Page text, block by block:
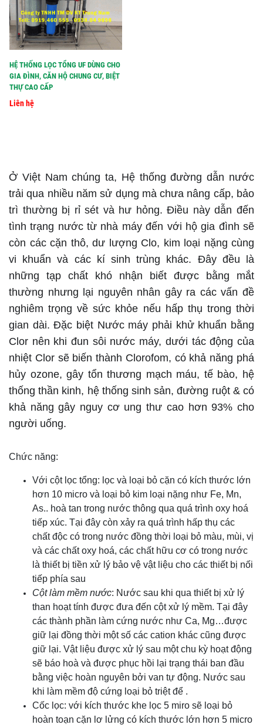
HỆ THỐNG LỌC TỔNG UF DÙNG CHO
GIA ĐÌNH, CĂN HỘ CHUNG CƯ, BIỆT
THỰ CAO CẤP
Liên hệ
Ở Việt Nam chúng ta, Hệ thống đường dẫn nước
trải qua nhiều năm sử dụng mà chưa nâng cấp, bảo
trì thường bị rỉ sét và hư hỏng. Điều này dẫn đến
tình trạng nước từ nhà máy đến với hộ gia đình sẽ
còn các cặn thô, dư lượng Clo, kim loại nặng cùng
vi khuẩn và các kí sinh trùng khác. Đây đều là
những tạp chất khó nhận biết được bằng mắt
thường nhưng lại nguyên nhân gây ra các vấn đề
nghiêm trọng về sức khỏe nếu hấp thụ trong thời
gian dài. Đặc biệt Nước máy phải khử khuẩn bằng
Clor nên khi đun sôi nước máy, dưới tác động của
nhiệt Clor sẽ biến thành Clorofom, có khả năng phá
hủy ozone, gây tổn thương mạch máu, tế bào, hệ
thống thần kinh, hệ thống sinh sản, đường ruột & có
khả năng gây nguy cơ ung thư cao hơn 93% cho
người uống.
Chức năng:
Với cột lọc tổng: lọc và loại bỏ cặn có kích thước lớn
hơn 10 micro và loại bỏ kim loại nặng như Fe, Mn,
As.. hoà tan trong nước thông qua quá trình oxy hoá
tiếp xúc. Tại đây còn xảy ra quá trình hấp thụ các
chất độc có trong nước đồng thời loại bỏ màu, mùi, vị
và các chất oxy hoá, các chất hữu cơ có trong nước
là thiết bị tiền xử lý bảo vệ vật liệu cho các thiết bị nối
tiếp phía sau
Cột làm mềm nước: Nước sau khi qua thiết bị xử lý
than hoạt tính được đưa đến cột xử lý mềm. Tại đây
các thành phần làm cứng nước như Ca, Mg…được
giữ lại đồng thời một số các cation khác cũng được
giữ lại. Vật liệu được xử lý sau một chu kỳ hoạt động
sẽ báo hoà và được phục hồi lại trạng thái ban đầu
bằng việc hoàn nguyên bởi van tự động. Nước sau
khi làm mềm độ cứng loại bỏ triệt để .
Cốc lọc: với kích thước khe lọc 5 miro sẽ loại bỏ
hoàn toạn cặn lơ lửng có kích thước lớn hơn 5 micro